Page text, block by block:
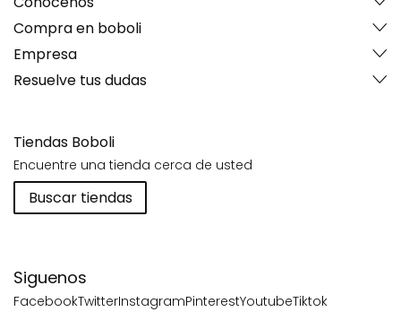
Siguenos
FacebookTwitterInstagramPinterestYoutubeTiktok
Compra en boboli
Empresa
Resuelve tus dudas
Tiendas Boboli
Encuentre una tienda cerca de usted
Buscar tiendas